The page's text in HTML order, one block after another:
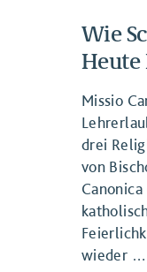
Wie
Heute
Missio
drei
von
wieder …